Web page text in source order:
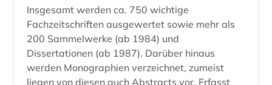
Insgesamt werden ca. 750 wichtige
Fachzeitschriften ausgewertet sowie mehr als
200 Sammelwerke (ab 1984) und
Dissertationen (ab 1987). Darüber hinaus
werden Monographien verzeichnet, zumeist
liegen von diesen auch Abstracts vor. Erfasst